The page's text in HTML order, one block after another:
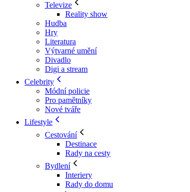
Televize
Reality show
Hudba
Hry
Literatura
Výtvarné umění
Divadlo
Digi a stream
Celebrity
Módní policie
Pro pamětníky
Nové tváře
Lifestyle
Cestování
Destinace
Rady na cesty
Bydlení
Interiery
Rady do domu